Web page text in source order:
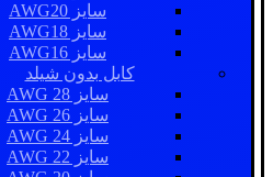
سایز AWG20
سایز AWG18
سایز AWG16
کابل بدون شیلد
سایز AWG 28
سایز AWG 26
سایز AWG 24
سایز AWG 22